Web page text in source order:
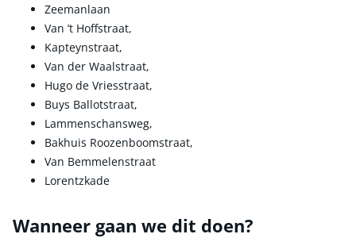
Zeemanlaan
Van ’t Hoffstraat,
Kapteynstraat,
Van der Waalstraat,
Hugo de Vriesstraat,
Buys Ballotstraat,
Lammenschansweg,
Bakhuis Roozenboomstraat,
Van Bemmelenstraat
Lorentzkade
Wanneer gaan we dit doen?